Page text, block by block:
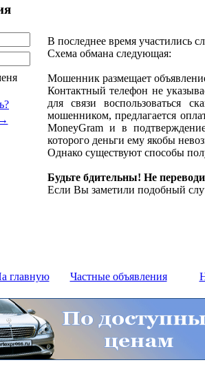
В последнее время участились
Схема обмана следующая:
Мошенник размещает
Контактный телефон не
для связи воспользоваться
мошенником, предлагается
MoneyGram и в
которого деньги ему якобы
Однако существуют способы
Будьте бдительны! Не
Если Вы заметили подобный
главную Частные объявления